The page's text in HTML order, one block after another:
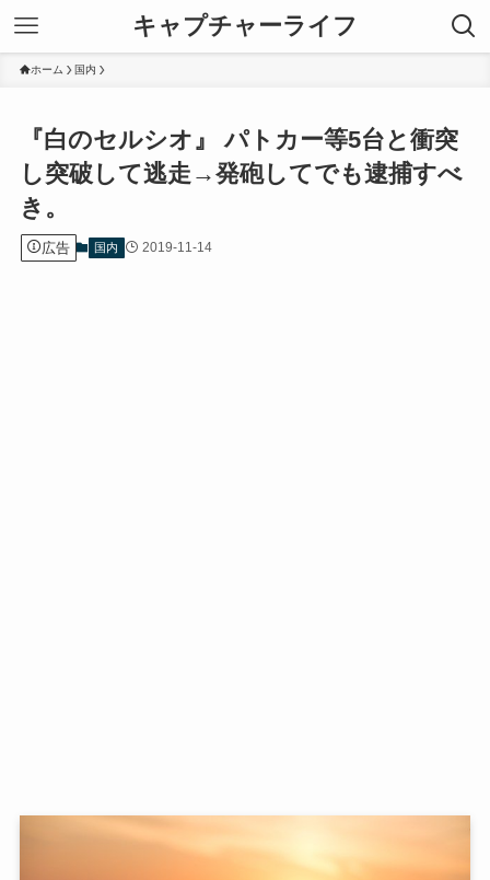
キャプチャーライフ
ホーム 国内
『白のセルシオ』 パトカー等5台と衝突
し突破して逃走→発砲してでも逮捕すべ
き。
広告 国内 2019-11-14